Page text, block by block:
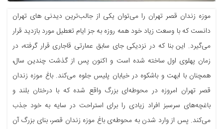
موزه زندان قصر تهران را می‌توان یکی از جالب‌ترین دیدنی های تهران
دانست که با وسعت زیاد خود همه روزه به جز ایام تعطیل مورد بازدید قرار
می‌گیرد. این بنا که در نزدیکی جای سابق عمارتی قاجاری قرار گرفته، در
زمان پهلوی اول ساخته شده است و اکنون پس از گذشت‌ چندین سال،
همچنان با ابهت و باشکوه در خیابان پلیس جلوه می‌کند. باغ موزه زندان
قصر تهران امروزه در محوطه‌ای بزرگ واقع شده که با درختان بلند و
باغچه‌های سرسبز افراد زیادی را برای استراحت در سایه به خود جذب
می‌کند. پس از وارد شدن به محوطه‌ی باغ موزه زندان قصر، بنای بزرگ آن